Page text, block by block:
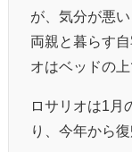
が、気分が悪
両親と暮らす
オはベッドの
ロサリオは1月
り、今年から